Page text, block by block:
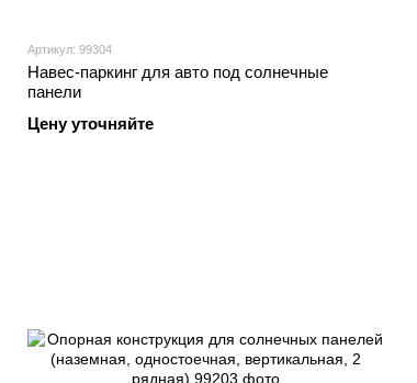
Артикул: 99304
Навес-паркинг для авто под солнечные
панели
Цену уточняйте